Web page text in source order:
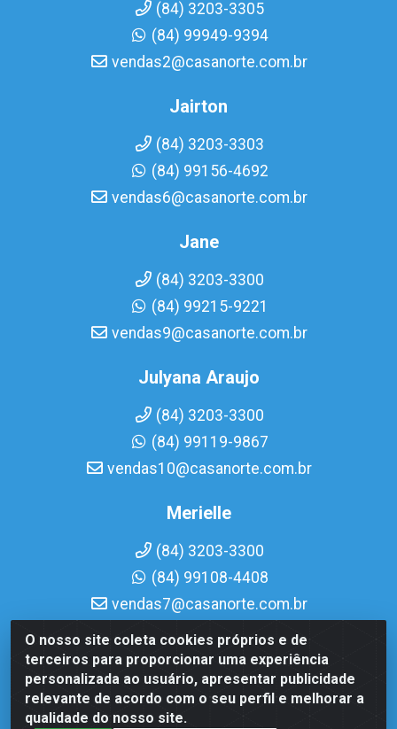
O nosso site coleta cookies próprios e de
terceiros para proporcionar uma experiência
personalizada ao usuário, apresentar publicidade
relevante de acordo com o seu perfil e melhorar a
qualidade do nosso site.
(84) 3203-3305
(84) 99949-9394
vendas2@casanorte.com.br
Jairton
(84) 3203-3303
(84) 99156-4692
vendas6@casanorte.com.br
Jane
(84) 3203-3300
(84) 99215-9221
vendas9@casanorte.com.br
Julyana Araujo
(84) 3203-3300
(84) 99119-9867
vendas10@casanorte.com.br
Merielle
(84) 3203-3300
(84) 99108-4408
vendas7@casanorte.com.br
Casa Norte LTDA - Av. Interventor Mário Câmara, 1815 -
Dix-Sept Rosado, Natal/RN - CEP 59054-600 - CNPJ
08.713.513/0001-51